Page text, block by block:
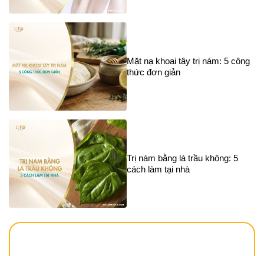
Mặt nạ khoai tây trị nám: 5 công
thức đơn giản
Trị nám bằng lá trầu không: 5
cách làm tại nhà